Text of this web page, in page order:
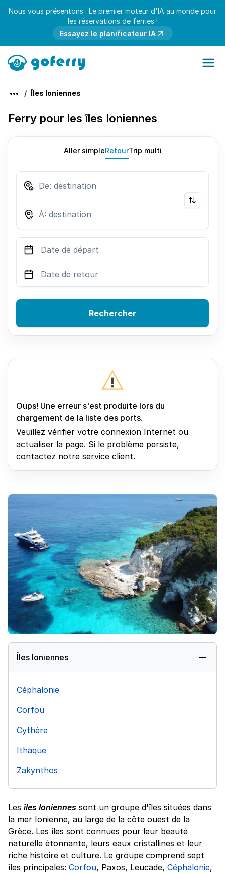
Nous vous présentons : Le premier moteur d'IA au monde pour
les réservations de ferries !
Essayez le planificateur IA
Îles Ioniennes
Ferry pour les îles Ioniennes
Îles Ioniennes
Céphalonie
Corfou
Cythère
Ithaque
Zakynthos
Les îles Ioniennes sont un groupe d'îles situées dans
la mer Ionienne, au large de la côte ouest de la
Grèce. Les îles sont connues pour leur beauté
naturelle étonnante, leurs eaux cristallines et leur
riche histoire et culture. Le groupe comprend sept
îles principales: Corfou, Paxos, Leucade, Céphalonie,
Aller simpleRetourTrip multi
Rechercher
Oups! Une erreur s'est produite lors du
chargement de la liste des ports.
Veuillez vérifier votre connexion Internet ou
actualiser la page. Si le problème persiste,
contactez notre service client.